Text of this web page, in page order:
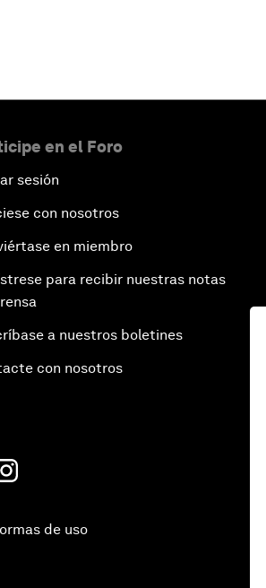
en el Foro
sesión
con nosotros
en miembro
para recibir nuestras notas
a nuestros boletines
con nosotros
de uso